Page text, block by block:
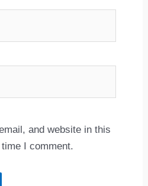
and website in this
I comment.